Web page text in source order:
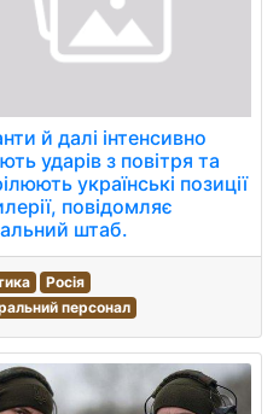
й далі інтенсивно
ударів з повітря та
українські позиції
повідомляє
штаб.
Росія
персонал